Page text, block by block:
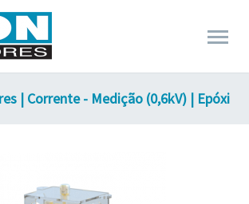
| Corrente - Medição (0,6kV) | Epóxi